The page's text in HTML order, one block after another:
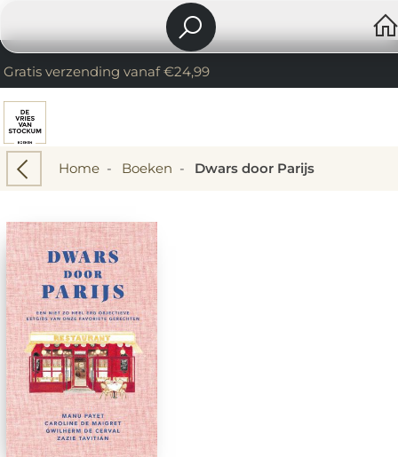
Gratis verzending vanaf €24,99
Home- Boeken - Dwars door Parijs